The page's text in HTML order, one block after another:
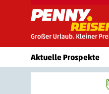
Aktuelle Prospekte